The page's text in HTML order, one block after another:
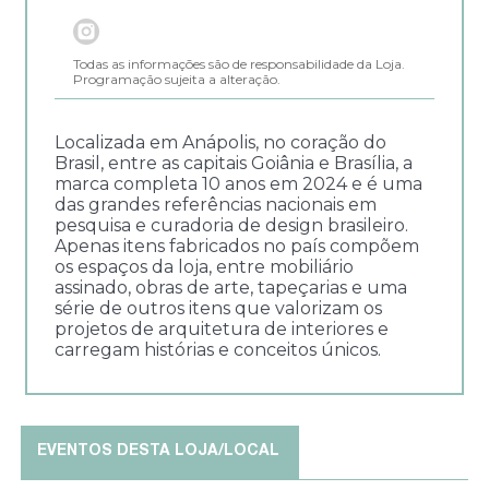
Todas as informações são de responsabilidade da Loja.
Programação sujeita a alteração.
Localizada em Anápolis, no coração do
Brasil, entre as capitais Goiânia e Brasília, a
marca completa 10 anos em 2024 e é uma
das grandes referências nacionais em
pesquisa e curadoria de design brasileiro.
Apenas itens fabricados no país compõem
os espaços da loja, entre mobiliário
assinado, obras de arte, tapeçarias e uma
série de outros itens que valorizam os
projetos de arquitetura de interiores e
carregam histórias e conceitos únicos.
EVENTOS DESTA LOJA/LOCAL